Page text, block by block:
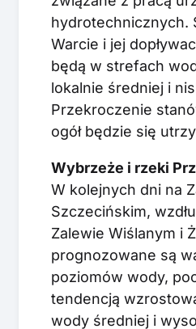
hydrotechnicznych.
Warcie i jej
będą w strefach
lokalnie średniej i
Przekroczenie
ogół będzie się
Wybrzeże i rzeki
W kolejnych dni na
Szczecińskim,
Zalewie Wiślanym i
prognozowane są
poziomów wody,
tendencją
wody średniej i